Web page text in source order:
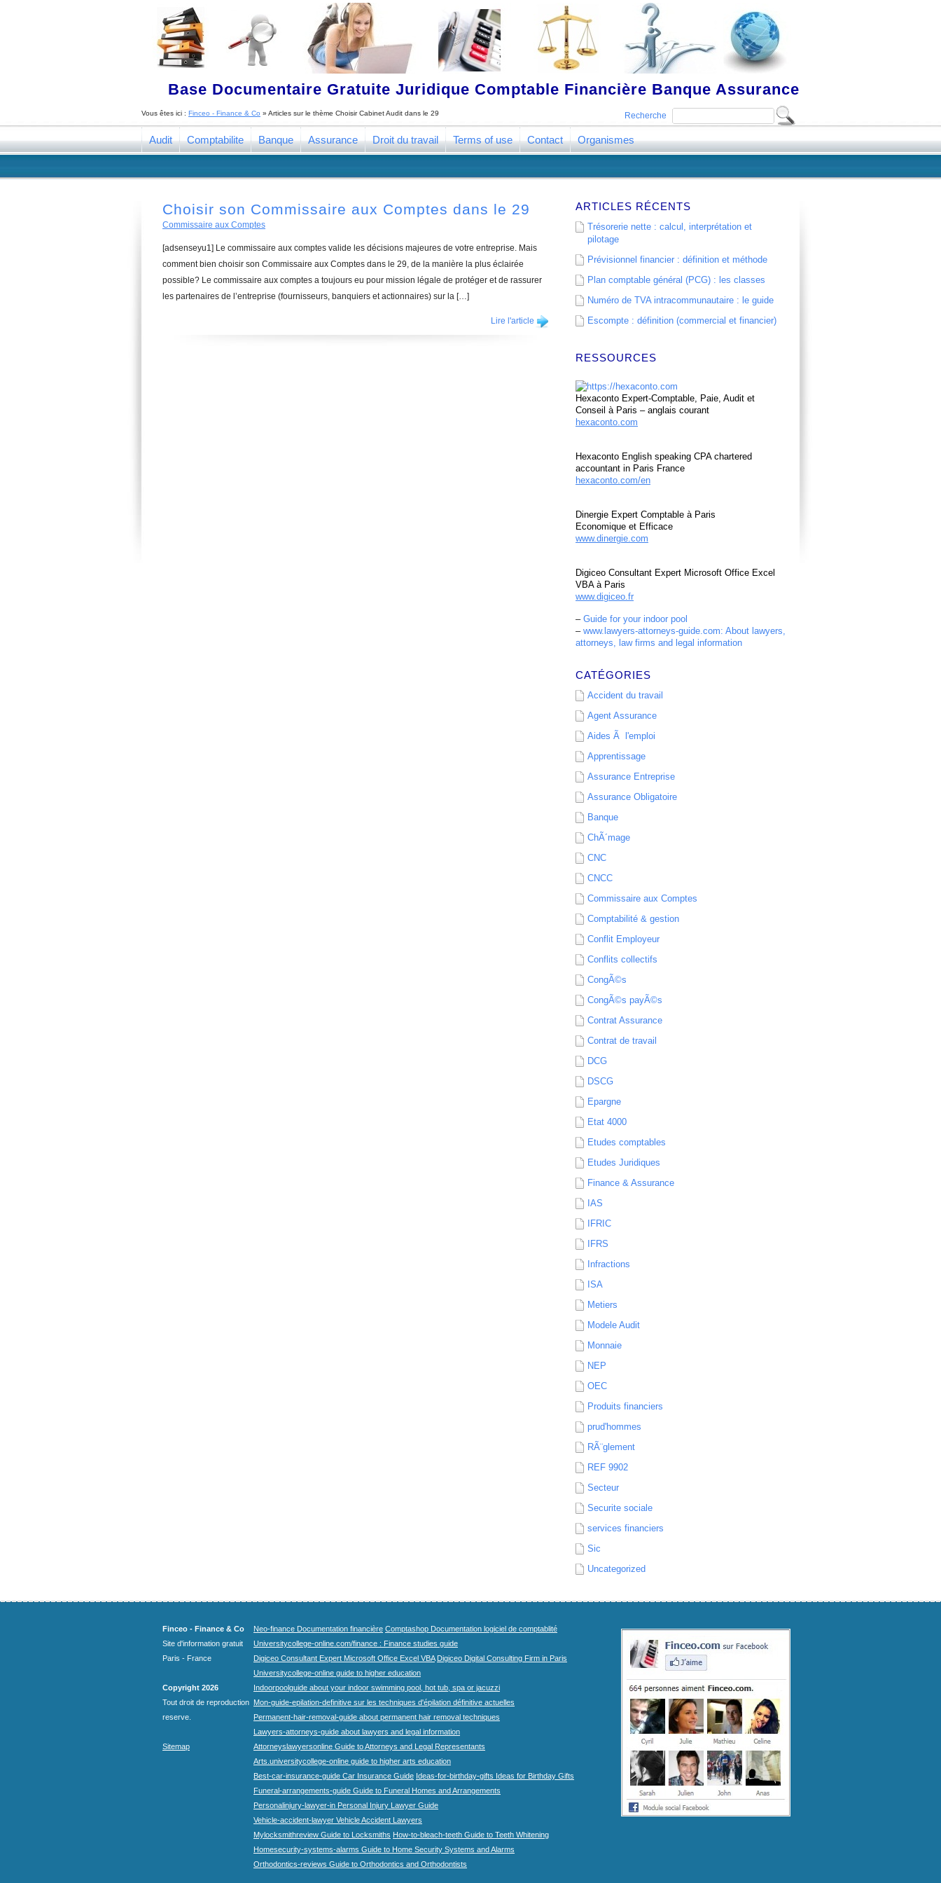
Base Documentaire Gratuite Juridique Comptable Financière Banque Assurance
Recherche
Vous êtes ici : Finceo - Finance & Co » Articles sur le thème Choisir Cabinet Audit dans le 29
Audit Comptabilite Banque Assurance Droit du travail Terms of use Contact Organismes
Choisir son Commissaire aux Comptes dans le 29
Commissaire aux Comptes
[adsenseyu1] Le commissaire aux comptes valide les décisions majeures de votre entreprise. Mais
comment bien choisir son Commissaire aux Comptes dans le 29, de la manière la plus éclairée
possible? Le commissaire aux comptes a toujours eu pour mission légale de protéger et de rassurer
les partenaires de l’entreprise (fournisseurs, banquiers et actionnaires) sur la […]
Lire l'article
ARTICLES RÉCENTS
Trésorerie nette : calcul, interprétation et
pilotage
Prévisionnel financier : définition et méthode
Plan comptable général (PCG) : les classes
Numéro de TVA intracommunautaire : le guide
Escompte : définition (commercial et financier)
RESSOURCES
Hexaconto Expert-Comptable, Paie, Audit et
Conseil à Paris – anglais courant
hexaconto.com
Hexaconto English speaking CPA chartered
accountant in Paris France
hexaconto.com/en
Dinergie Expert Comptable à Paris
Economique et Efficace
www.dinergie.com
Digiceo Consultant Expert Microsoft Office Excel
VBA à Paris
www.digiceo.fr
– Guide for your indoor pool
– www.lawyers-attorneys-guide.com: About lawyers,
attorneys, law firms and legal information
CATÉGORIES
Accident du travail
Agent Assurance
Aides Ã l'emploi
Apprentissage
Assurance Entreprise
Assurance Obligatoire
Banque
ChÃ´mage
CNC
CNCC
Commissaire aux Comptes
Comptabilité & gestion
Conflit Employeur
Conflits collectifs
CongÃ©s
CongÃ©s payÃ©s
Contrat Assurance
Contrat de travail
DCG
DSCG
Epargne
Etat 4000
Etudes comptables
Etudes Juridiques
Finance & Assurance
IAS
IFRIC
IFRS
Infractions
ISA
Metiers
Modele Audit
Monnaie
NEP
OEC
Produits financiers
prud'hommes
RÃ¨glement
REF 9902
Secteur
Securite sociale
services financiers
Sic
Uncategorized
Finceo - Finance & Co
Site d'information gratuit
Paris - France
Copyright 2026
Tout droit de reproduction
reserve.
Sitemap
Neo-finance Documentation financière Comptashop Documentation logiciel de comptablité
Universitycollege-online.com/finance : Finance studies guide
Digiceo Consultant Expert Microsoft Office Excel VBA Digiceo Digital Consulting Firm in Paris
Universitycollege-online guide to higher education
Indoorpoolguide about your indoor swimming pool, hot tub, spa or jacuzzi
Mon-guide-epilation-definitive sur les techniques d'épilation définitive actuelles
Permanent-hair-removal-guide about permanent hair removal techniques
Lawyers-attorneys-guide about lawyers and legal information
Attorneyslawyersonline Guide to Attorneys and Legal Representants
Arts.universitycollege-online guide to higher arts education
Best-car-insurance-guide Car Insurance Guide Ideas-for-birthday-gifts Ideas for Birthday Gifts
Funeral-arrangements-guide Guide to Funeral Homes and Arrangements
Personalinjury-lawyer-in Personal Injury Lawyer Guide
Vehicle-accident-lawyer Vehicle Accident Lawyers
Mylocksmithreview Guide to Locksmiths How-to-bleach-teeth Guide to Teeth Whitening
Homesecurity-systems-alarms Guide to Home Security Systems and Alarms
Orthodontics-reviews Guide to Orthodontics and Orthodontists